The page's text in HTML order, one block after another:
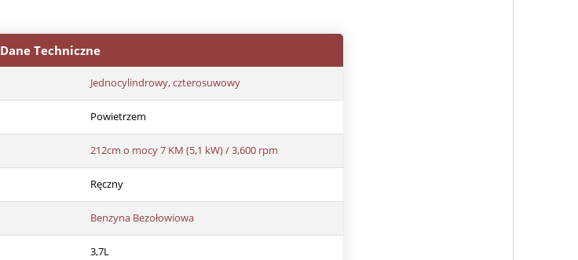
Dane Techniczne
Jednocylindrowy, czterosuwowy
Powietrzem
212cm o mocy 7 KM (5,1 kW) / 3,600 rpm
Ręczny
Benzyna Bezołowiowa
3,7L